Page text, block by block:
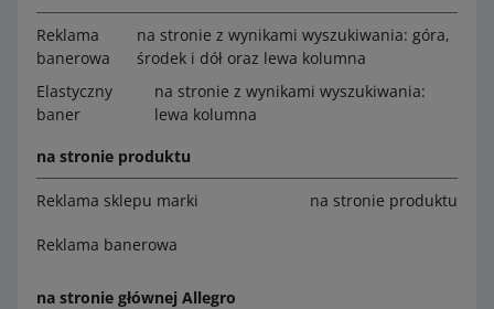
Reklama
banerowa
na stronie z wynikami wyszukiwania: góra,
środek i dół oraz lewa kolumna
Elastyczny
baner
na stronie z wynikami wyszukiwania:
lewa kolumna
na stronie produktu
Reklama sklepu marki na stronie produktu
Reklama banerowa
na stronie głównej Allegro